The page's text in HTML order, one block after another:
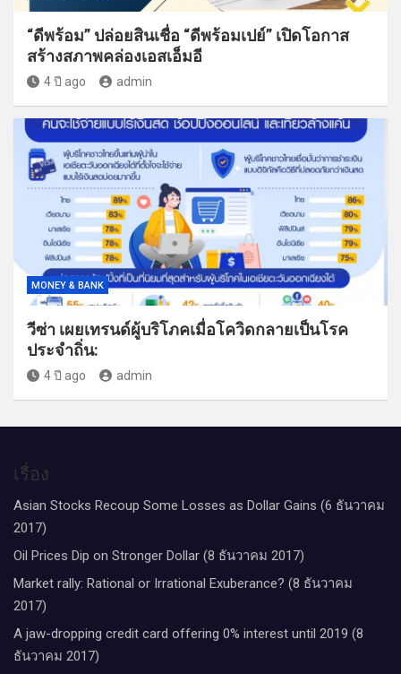
“ดีพร้อม” ปล่อยสินเชื่อ “ดีพร้อมเปย์” เปิดโอกาส
สร้างสภาพคล่องเอสเอ็มอี
4 ปี ago admin
MONEY & BANK
วีซ่า เผยเทรนด์ผู้บริโภคเมื่อโควิดกลายเป็นโรค
ประจำถิ่น:
4 ปี ago admin
เรื่อง
Asian Stocks Recoup Some Losses as Dollar Gains (6 ธันวาคม
2017)
Oil Prices Dip on Stronger Dollar (8 ธันวาคม 2017)
Market rally: Rational or Irrational Exuberance? (8 ธันวาคม
2017)
A jaw-dropping credit card offering 0% interest until 2019 (8
ธันวาคม 2017)